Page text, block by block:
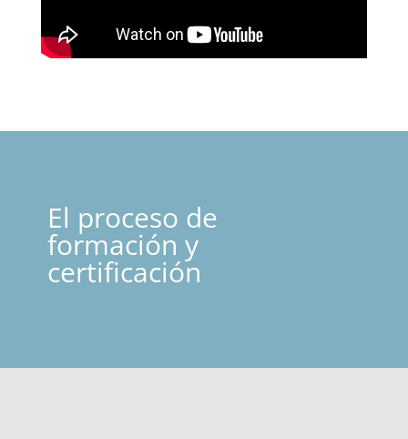
El proceso de
formación y
certificación